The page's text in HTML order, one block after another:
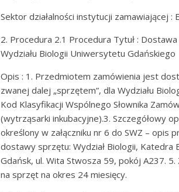
Sektor działalności instytucji zamawiającej :
2. Procedura 2.1 Procedura Tytuł :
Wydziału Biologii Uniwersytetu Gdańskiego
Opis : 1. Przedmiotem zamówienia jest
zwanej dalej „sprzętem”, dla Wydziału
Kod Klasyfikacji Wspólnego Słownika
(wytrząsarki inkubacyjne).3. Szczegółowy
określony w załączniku nr 6 do SWZ – opis
dostawy sprzętu: Wydział Biologii, Katedra
Gdańsk, ul. Wita Stwosza 59, pokój A237.
na sprzęt na okres 24 miesięcy.